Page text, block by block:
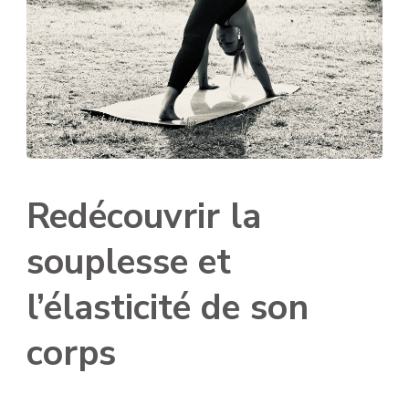
Redécouvrir la
souplesse et
l’élasticité de son
corps